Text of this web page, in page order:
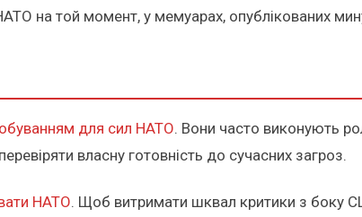
на той момент, у мемуарах, опублікованих
для сил НАТО. Вони часто виконують
власну готовність до сучасних загроз.
НАТО. Щоб витримати шквал критики з боку